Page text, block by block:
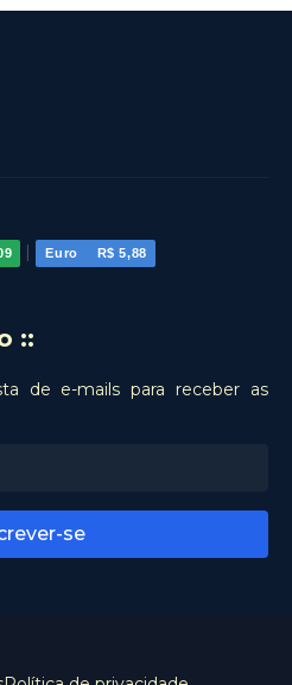
| Euro R$ 5,88
::
de e-mails para receber as